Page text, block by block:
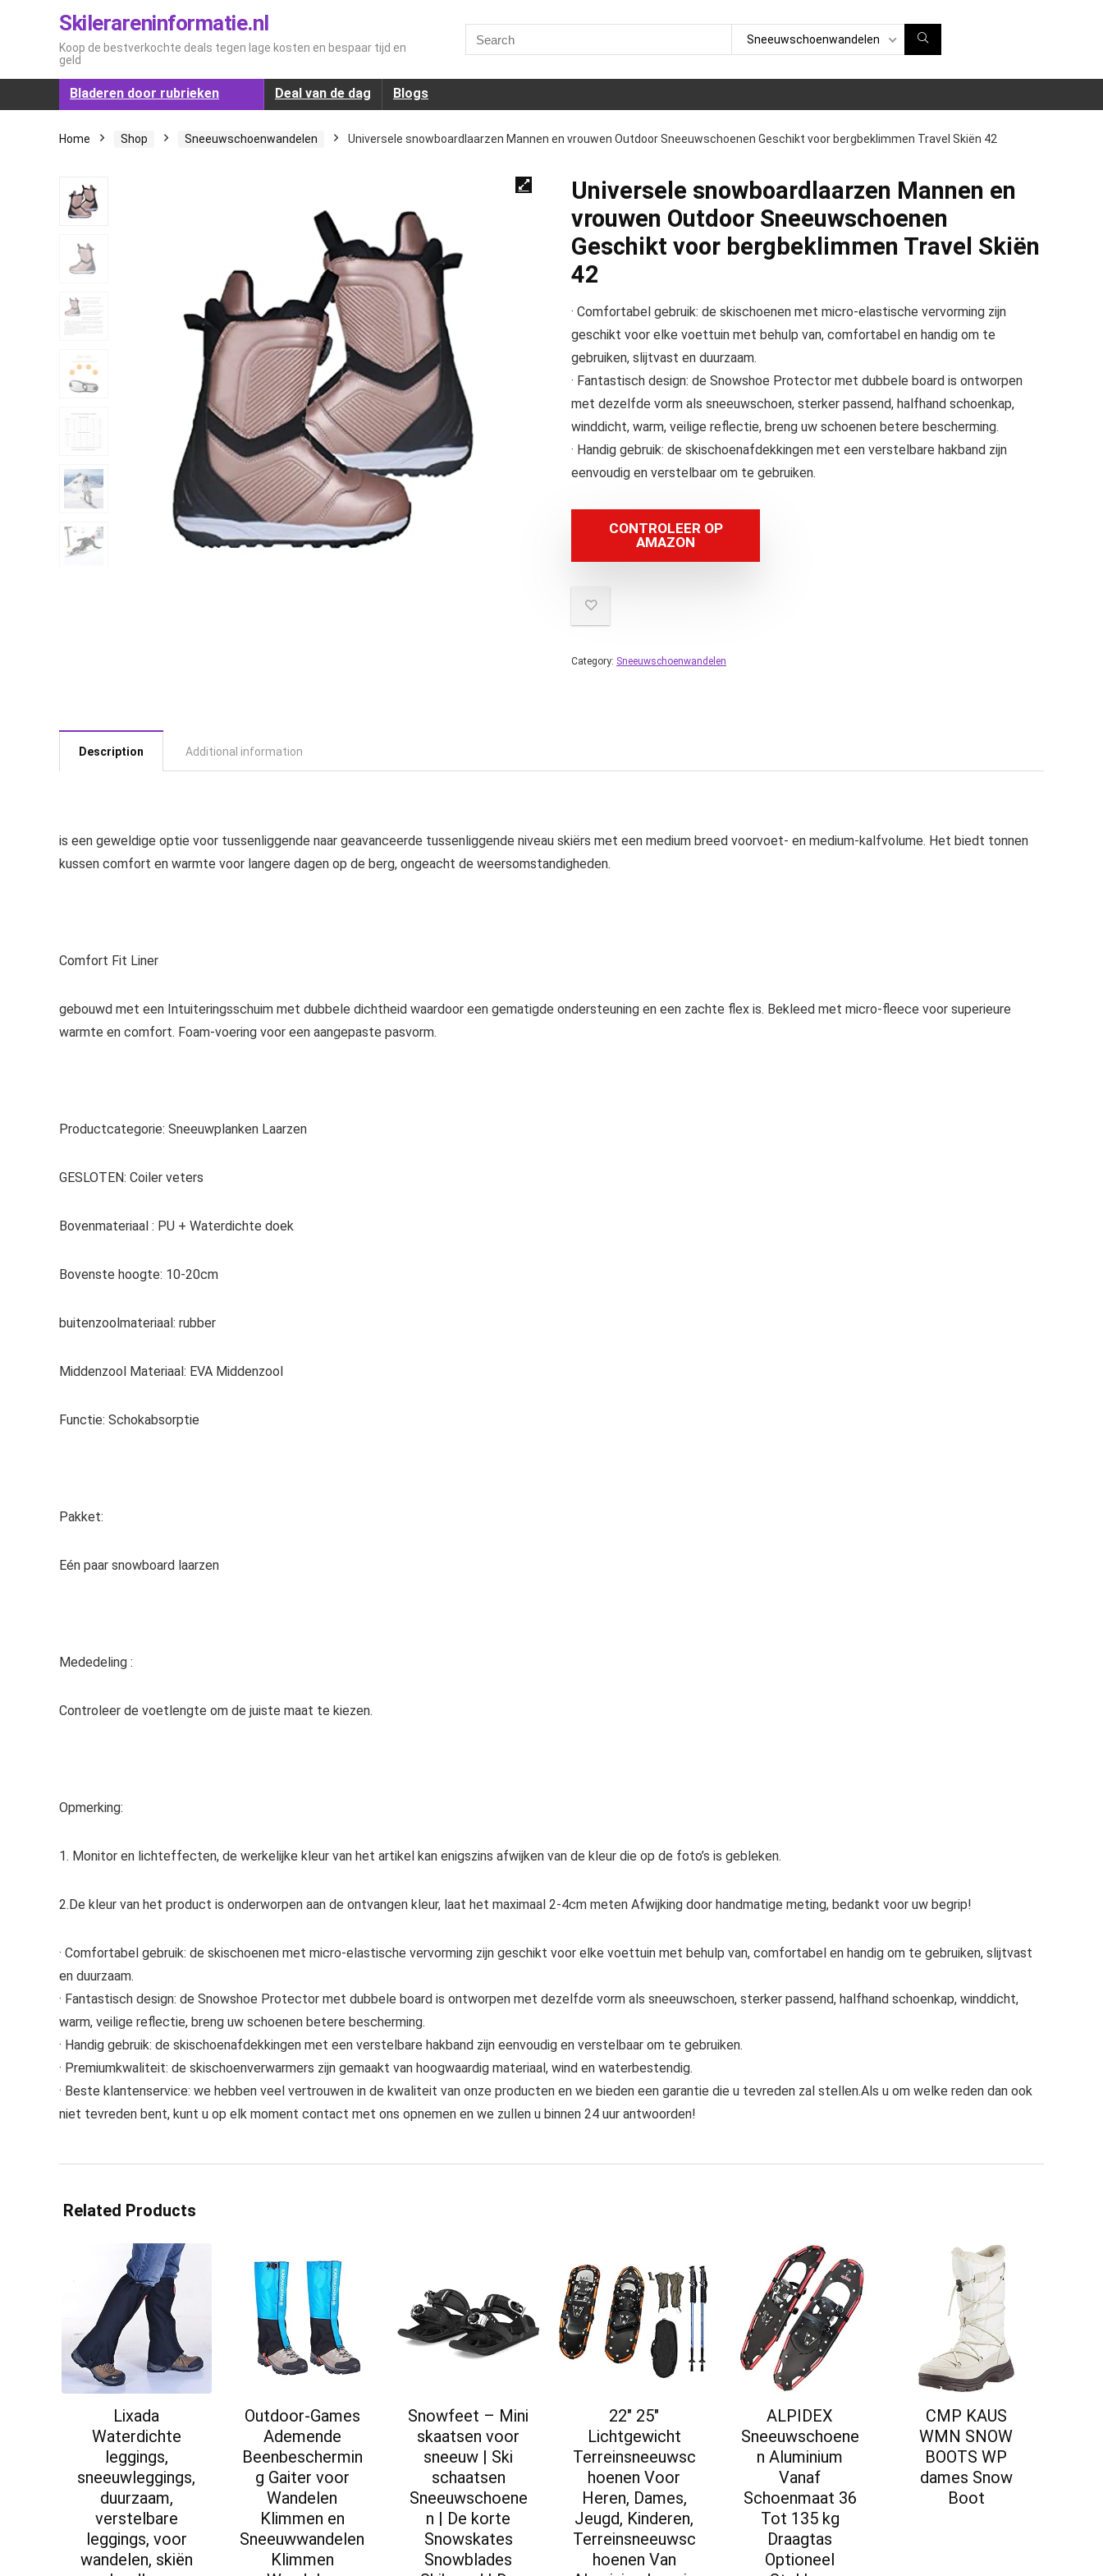
Skilerareninformatie.nl
Koop de bestverkochte deals tegen lage kosten en bespaar tijd en
geld
for:
Sneeuwschoenwandelen
Bladeren door rubrieken Deal van de dag Blogs
Home Shop Sneeuwschoenwandelen Universele snowboardlaarzen Mannen en vrouwen Outdoor Sneeuwschoenen Geschikt voor bergbeklimmen Travel Skiën 42
Universele snowboardlaarzen Mannen en
vrouwen Outdoor Sneeuwschoenen
Geschikt voor bergbeklimmen Travel Skiën
42
· Comfortabel gebruik: de skischoenen met micro-elastische vervorming zijn
geschikt voor elke voettuin met behulp van, comfortabel en handig om te
gebruiken, slijtvast en duurzaam.
· Fantastisch design: de Snowshoe Protector met dubbele board is ontworpen
met dezelfde vorm als sneeuwschoen, sterker passend, halfhand schoenkap,
winddicht, warm, veilige reflectie, breng uw schoenen betere bescherming.
· Handig gebruik: de skischoenafdekkingen met een verstelbare hakband zijn
eenvoudig en verstelbaar om te gebruiken.
CONTROLEER OP
AMAZON
Category: Sneeuwschoenwandelen
Description Additional information
is een geweldige optie voor tussenliggende naar geavanceerde tussenliggende niveau skiërs met een medium breed voorvoet- en medium-kalfvolume. Het biedt tonnen
kussen comfort en warmte voor langere dagen op de berg, ongeacht de weersomstandigheden.
Comfort Fit Liner
gebouwd met een Intuiteringsschuim met dubbele dichtheid waardoor een gematigde ondersteuning en een zachte flex is. Bekleed met micro-fleece voor superieure
warmte en comfort. Foam-voering voor een aangepaste pasvorm.
Productcategorie: Sneeuwplanken Laarzen
GESLOTEN: Coiler veters
Bovenmateriaal : PU + Waterdichte doek
Bovenste hoogte: 10-20cm
buitenzoolmateriaal: rubber
Middenzool Materiaal: EVA Middenzool
Functie: Schokabsorptie
Pakket:
Eén paar snowboard laarzen
Mededeling :
Controleer de voetlengte om de juiste maat te kiezen.
Opmerking:
1. Monitor en lichteffecten, de werkelijke kleur van het artikel kan enigszins afwijken van de kleur die op de foto’s is gebleken.
2.De kleur van het product is onderworpen aan de ontvangen kleur, laat het maximaal 2-4cm meten Afwijking door handmatige meting, bedankt voor uw begrip!
· Comfortabel gebruik: de skischoenen met micro-elastische vervorming zijn geschikt voor elke voettuin met behulp van, comfortabel en handig om te gebruiken, slijtvast
en duurzaam.
· Fantastisch design: de Snowshoe Protector met dubbele board is ontworpen met dezelfde vorm als sneeuwschoen, sterker passend, halfhand schoenkap, winddicht,
warm, veilige reflectie, breng uw schoenen betere bescherming.
· Handig gebruik: de skischoenafdekkingen met een verstelbare hakband zijn eenvoudig en verstelbaar om te gebruiken.
· Premiumkwaliteit: de skischoenverwarmers zijn gemaakt van hoogwaardig materiaal, wind en waterbestendig.
· Beste klantenservice: we hebben veel vertrouwen in de kwaliteit van onze producten en we bieden een garantie die u tevreden zal stellen.Als u om welke reden dan ook
niet tevreden bent, kunt u op elk moment contact met ons opnemen en we zullen u binnen 24 uur antwoorden!
Related Products
Lixada
Waterdichte
leggings,
sneeuwleggings,
duurzaam,
verstelbare
leggings, voor
wandelen, skiën
Outdoor-Games
Ademende
Beenbeschermin
g Gaiter voor
Wandelen
Klimmen en
Sneeuwwandelen
Klimmen
Snowfeet – Mini
skaatsen voor
sneeuw | Ski
schaatsen
Sneeuwschoene
n | De korte
Snowskates
Snowblades
22″ 25″
Lichtgewicht
Terreinsneeuwsc
hoenen Voor
Heren, Dames,
Jeugd, Kinderen,
Terreinsneeuwsc
hoenen Van
ALPIDEX
Sneeuwschoene
n Aluminium
Vanaf
Schoenmaat 36
Tot 135 kg
Draagtas
Optioneel
CMP KAUS
WMN SNOW
BOOTS WP
dames Snow
Boot